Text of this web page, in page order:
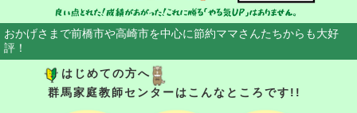
おかげさまで前橋市や高崎市を中心に節約ママさんたちからも大好
評！
はじめての方へ
群馬家庭教師センターはこんなところです!!